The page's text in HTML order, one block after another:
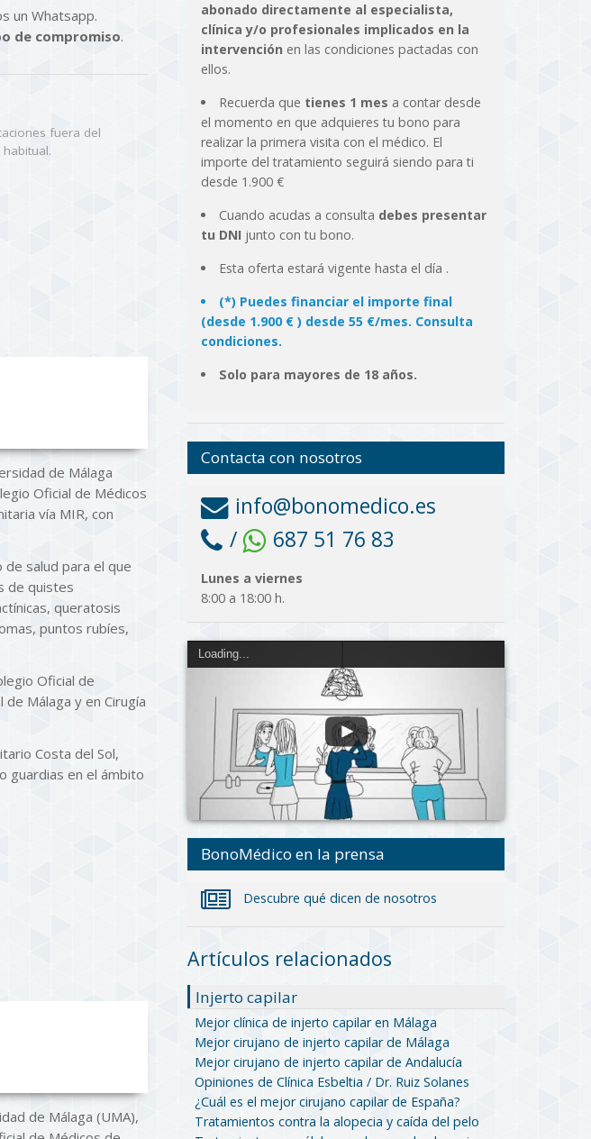
un Whatsapp.
de compromiso.
fuera del
de Málaga
Oficial de Médicos
vía MIR, con
de salud para el que
de quistes
queratosis
puntos rubíes,
Oficial de
Málaga y en Cirugía
Costa del Sol,
guardias en el ámbito
de Málaga (UMA),
abonado directamente al especialista,
clínica y/o profesionales implicados en la
intervención en las condiciones pactadas con
ellos.
Recuerda que tienes 1 mes a contar desde
el momento en que adquieres tu bono para
realizar la primera visita con el médico. El
importe del tratamiento seguirá siendo para ti
desde 1.900 €
Cuando acudas a consulta debes presentar
tu DNI junto con tu bono.
Esta oferta estará vigente hasta el día .
(*) Puedes financiar el importe final
(desde 1.900 € ) desde 55 €/mes. Consulta
condiciones.
Solo para mayores de 18 años.
Contacta con nosotros
info@bonomedico.es
/
687 51 76 83
Lunes a viernes
8:00 a 18:00 h.
Loading...
BonoMédico en la prensa
Descubre qué dicen de nosotros
Artículos relacionados
Injerto capilar
Mejor clínica de injerto capilar en Málaga
Mejor cirujano de injerto capilar de Málaga
Mejor cirujano de injerto capilar de Andalucía
Opiniones de Clínica Esbeltia / Dr. Ruiz Solanes
¿Cuál es el mejor cirujano capilar de España?
Tratamientos contra la alopecia y caída del pelo